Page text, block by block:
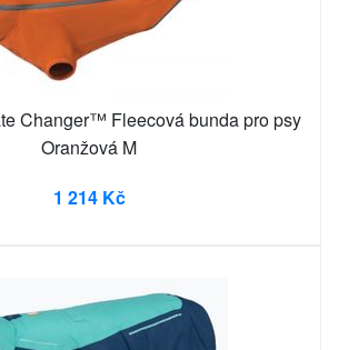
Changer™ Fleecová bunda pro psy
Oranžová M
1 214 Kč